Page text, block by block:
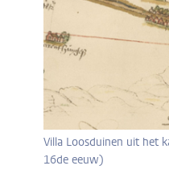
Villa Loosduinen uit het
16de eeuw)